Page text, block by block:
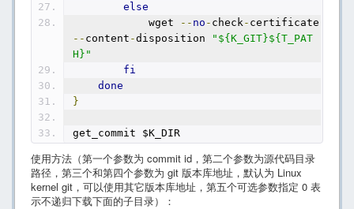
else
            wget
-- no - check-
-- content -disposition
"${K_GIT}${T_PAT
H}"
fi
done
}
get_commit $K_DIR
使用方法（第一个参数为 commit id，第二个参数为源代码目录
路径，第三个和第四个参数为 git 版本库地址，默认为 Linux
kernel git，可以使用其它版本库地址，第五个可选参数指定 0 表
示不递归下载下面的子目录）：